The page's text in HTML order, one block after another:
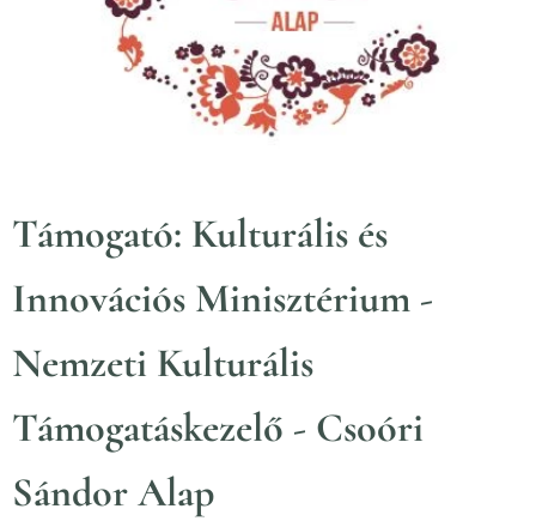
Támogató: Kulturális és
Innovációs Minisztérium -
Nemzeti Kulturális
Támogatáskezelő - Csoóri
Sándor Alap